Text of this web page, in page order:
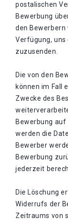
postalischen
Bewerbung
den
Verfügung,
zuzusenden.
Die von den
können im Fall
Zwecke des
Bewerbung
werden die
Bewerber
Bewerbung
jederzeit
Die Löschung
Widerrufs der
Zeitraums von